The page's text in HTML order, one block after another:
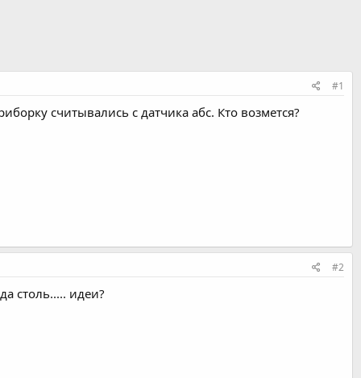
#1
считывались с датчика абс. Кто возмется?
#2
столь..... идеи?